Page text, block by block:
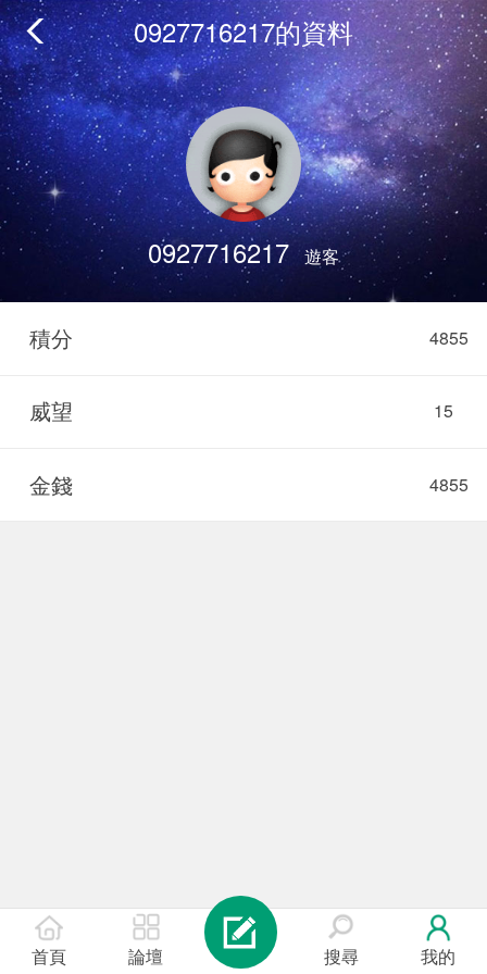
0927716217的資料
0927716217 遊客
4855
積分
15
威望
4855
金錢
首頁 論壇 搜尋 我的